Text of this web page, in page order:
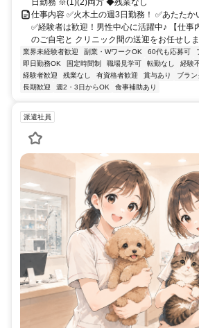
日勤務 ※(1)(2)両方 ◆残業なし
仕事内容 ✅火木土の週3日勤務！ ✅あたた
✅経験者は歓迎！男性中心に活躍中♪ 【仕事
のご自宅と クリニック間の送迎をお任せし
業界未経験者歓迎 副業・WワークOK 60代も応募可
即日勤務OK
固定時間制 職場見学可 転勤なし 経験
経験者歓迎
残業なし 有資格者歓迎 賞与あり ブラン
長期歓迎
週2・3日からOK 食事補助あり
派遣社員